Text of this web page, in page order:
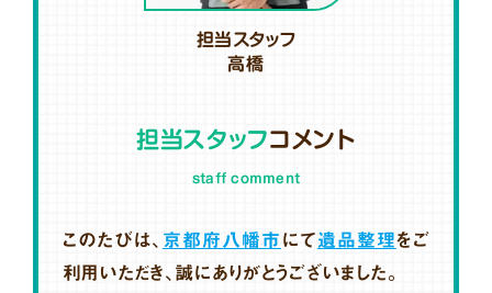
担当スタッフコメント
staff comment
このたびは、 京都府八幡市 にて遺品整理をご
利用いただき、誠にありがとうございました。
担当スタッフ
高橋